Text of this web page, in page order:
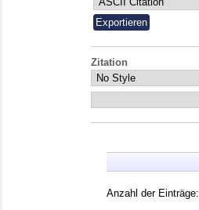
Zitation
Anzahl der Einträge: